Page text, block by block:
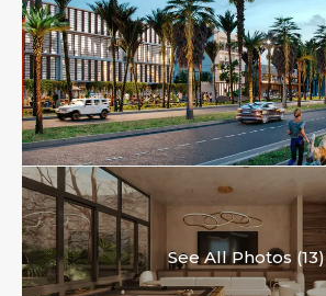
See All Photos (13)